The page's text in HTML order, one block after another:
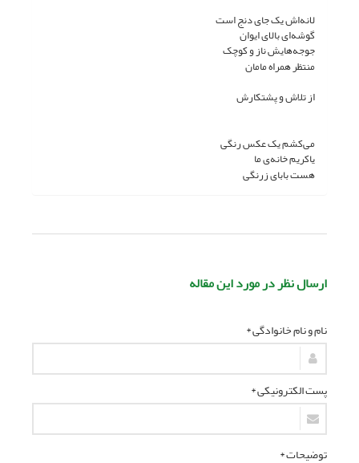
لانه‌اش یک جای دنج است
گوشه‌ای بالای ایوان
جوجه‌هایش ناز و کوچک
منتظر همراه مامان
از تلاش و پشتکارش
می‌کشم یک عکس رنگی
یاکریم خانه‌ی ما
هست بابای زرنگی
ارسال نظر در مورد این مقاله
نام و نام خانوادگی *
پست الکترونیکی *
توضیحات *